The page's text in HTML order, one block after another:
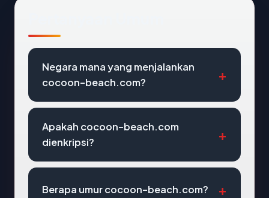
Negara mana yang menjalankan
cocoon-beach.com?
Apakah cocoon-beach.com
dienkripsi?
Berapa umur cocoon-beach.com?